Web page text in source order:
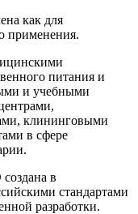
как для
применения.
питания и
и учебными
клининговыми
в сфере
в
стандартами
разработки.